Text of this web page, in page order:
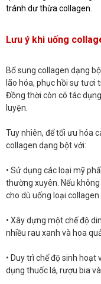
tránh dư thừa collagen.
Lưu ý khi uống
Bổ sung collagen dạng
lão hóa, phục hồi sự tươi
Đồng thời còn có tác
luyện.
Tuy nhiên, để tối ưu hóa
collagen dạng bột với:
• Sử dụng các loại mỹ
thường xuyên. Nếu
cho dù uống loại
• Xây dựng một chế độ
nhiều rau xanh và hoa
• Duy trì chế độ sinh
dụng thuốc lá, rượu bia và